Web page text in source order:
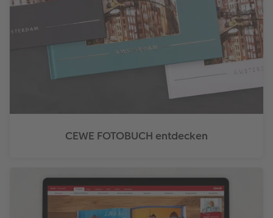
CEWE FOTOBUCH entdecken